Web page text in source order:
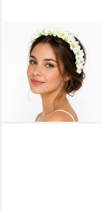
TRACHTENLAND
Diadem Blumen Haarkranz
'Ranya' mit Seidenblüten,
Creme
12,95 €
lieferbar - in 2-3 Werktagen bei dir